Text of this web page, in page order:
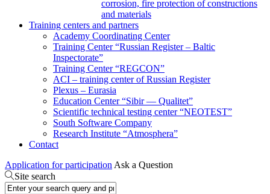
corrosion, fire protection of constructions
and materials
Training centers and partners
Academy Coordinating Center
Training Center “Russian Register – Baltic
Inspectorate”
Training Center “REGCON”
ACI – training center of Russian Register
Plexus – Eurasia
Education Center “Sibir — Qualitet”
Scientific technical testing center “NEOTEST”
South Software Company
Research Institute “Atmosphera”
Contact
Application for participation Ask a Question
Site search